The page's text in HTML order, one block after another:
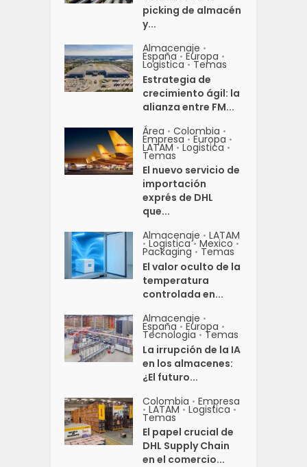
picking de almacén
y...
Almacenaje •
España • Europa •
Logistica • Temas
Estrategia de
crecimiento ágil: la
alianza entre FM...
Área • Colombia •
Empresa • Europa •
LATAM • Logistica •
Temas
El nuevo servicio de
importación
exprés de DHL
que...
Almacenaje • LATAM
• Logistica • Mexico •
Packaging • Temas
El valor oculto de la
temperatura
controlada en...
Almacenaje •
España • Europa •
Tecnologia • Temas
La irrupción de la IA
en los almacenes:
¿El futuro...
Colombia • Empresa
• LATAM • Logistica •
Temas
El papel crucial de
DHL Supply Chain
en el comercio...